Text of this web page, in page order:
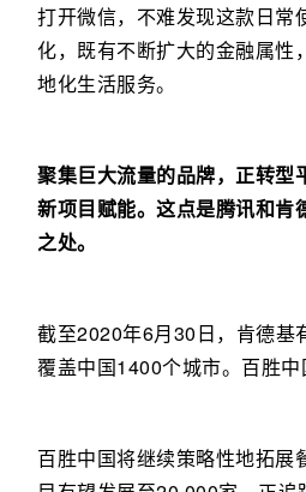
打开微信，不难发现这款日常
化，既有不断扩大的金融属性
地化生活服务。
聚集巨大流量的品牌，正转型
新项目赋能。这点是腾讯和肯
之处。
截至2020年6月30日，肯德基
覆盖中国1400个城市。百胜中
百胜中国将继续策略性地拓展